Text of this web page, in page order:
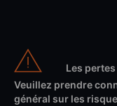
Les
Veuillez prendre
général sur les